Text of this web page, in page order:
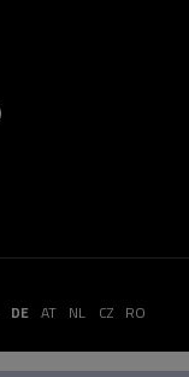
DE AT NL CZ RO